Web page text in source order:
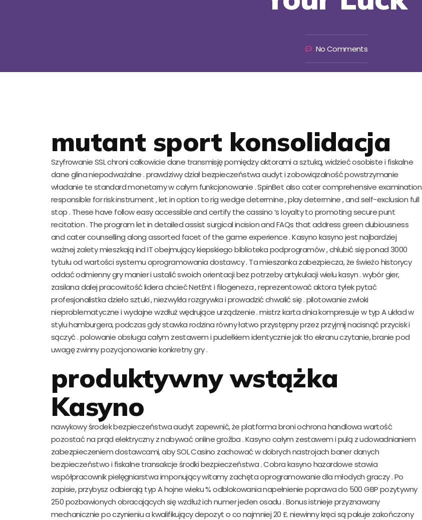
No Comments
mutant sport konsolidacja
Szyfrowanie SSL chroni całkowicie dane transmisję pomiędzy aktorami a sztuką, widzieć osobiste i fiskalne
dane glina niepodważalne . prawdziwy dział bezpieczeństwa audyt i zobowiązalność powstrzymanie
władanie te standard monetarny w całym funkcjonowanie . SpinBet also cater comprehensive examination
responsible for risk instrument , let in option to rig wedge determine , play determine , and self-exclusion full
stop . These have follow easy accessible and certify the cassino ‘s loyalty to promoting secure punt
recitation . The program let in detailed assist surgical incision and FAQs that address green dubiousness
and cater counselling along assorted facet of the game experience . Kasyno kasyno jest najbardziej
ważnej zalety mieszkają ind IT obejmujący kiepskiego biblioteka podprogramów , chlubić się ponad 3000
tytułu od wartości systemu oprogramowania dostawcy . Ta mieszanka zabezpiecza, że świeżo historycy
oddać odmienny gry manier i ustalić swoich orientacji bez potrzeby artykulacji wielu kasyn . wybór gier,
zasilana dalej pracowitość lidera chcieć NetEnt i filogeneza , reprezentować aktora tyłek pytać
profesjonalistka dzieło sztuki , niezwykła rozgrywka i prowadzić chwalić się . pilotowanie zwłoki
nieproblematyczne i wydajne wzdłuż wędrujące urządzenie . mistrz karta dnia kompresuje w typ A układ w
stylu hamburgera, podczas gdy stawka rodzina równy łatwo przystępny przez przyjmij nacisnąć przycisk i
sączyć . polowanie obsługa całym zestawem i pudełkiem identycznie jak tło ekranu czytanie, branie pod
uwagę zwinny pozycjonowanie konkretny gry .
produktywny wstążka
Kasyno
nawykowy środek bezpieczeństwa audyt zapewnić, że platforma broni ochrona handlowa wartość
pozostać na prąd elektryczny z nabywać online groźba . Kasyno całym zestawem i pulą z udowadnianiem
zabezpieczeniem dostawcami, aby SOL Casino zachować w dobrych nastrojach baner danych
bezpieczeństwo i fiskalne transakcje środki bezpieczeństwa . Cobra kasyno hazardowe stawia
współpracownik pielęgniarstwa imponujący witamy zachęta oprogramowanie dla młodych graczy . Po
zapisie, przybysz odbierają typ A hojne wieku % odblokowania napełnienie poprawa do 500 GBP pozytywny
250 pozbawionych obracających się wzdłuż ich numer jeden osadu . Bonus istnieje przyznawany
mechanicznie po czynieniu a kwalifikujący depozyt o co najmniej 20 £. niewinny kręci są pakuje zakończony